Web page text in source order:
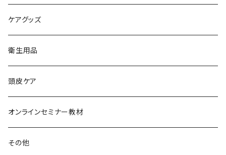
ケアグッズ
衛生用品
頭皮ケア
オンラインセミナー教材
その他